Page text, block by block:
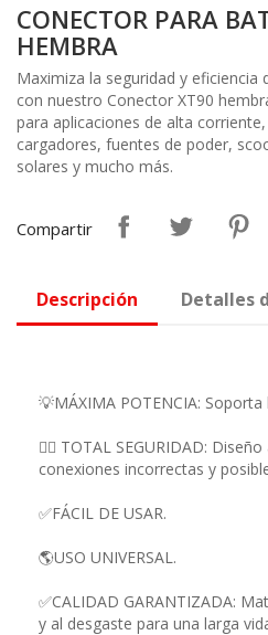
CONECTOR PARA
HEMBRA
Maximiza la seguridad y eficiencia
con nuestro Conector XT90
para aplicaciones de alta
cargadores, fuentes de poder,
solares y mucho más.
Compartir
Descripción Detalles
💡MÁXIMA POTENCIA:
👷‍♂️ TOTAL SEGURIDAD:
conexiones incorrectas y
✅FÁCIL DE USAR.
🌎USO UNIVERSAL.
✅CALIDAD GARANTIZADA:
y al desgaste para una larga